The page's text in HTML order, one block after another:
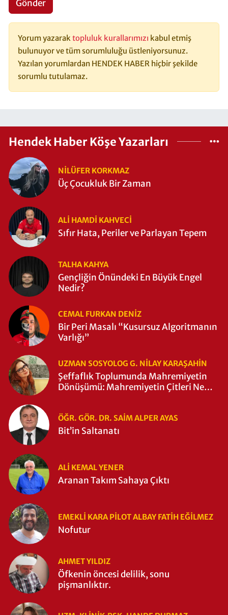
Gönder
Yorum yazarak topluluk kurallarımızı kabul etmiş
bulunuyor ve tüm sorumluluğu üstleniyorsunuz.
Yazılan yorumlardan HENDEK HABER hiçbir şekilde
sorumlu tutulamaz.
Hendek Haber Köşe Yazarları
NILÜFER KORKMAZ
Üç Çocukluk Bir Zaman
ALI HAMDI KAHVECİ
Sıfır Hata, Periler ve Parlayan Tepem
TALHA KAHYA
Gençliğin Önündeki En Büyük Engel
Nedir?
CEMAL FURKAN DENİZ
Bir Peri Masalı “Kusursuz Algoritmanın
Varlığı”
UZMAN SOSYOLOG G. NILAY KARAŞAHİN
Şeffaflık Toplumunda Mahremiyetin
Dönüşümü: Mahremiyetin Çitleri Ne
ÖĞR. GÖR. DR. SAIM ALPER AYAS
Bit’in Saltanatı
ALI KEMAL YENER
Aranan Takım Sahaya Çıktı
EMEKLI KARA PILOT ALBAY FATIH EĞİLMEZ
Nofutur
AHMET YILDIZ
Öfkenin öncesi delilik, sonu
pişmanlıktır.